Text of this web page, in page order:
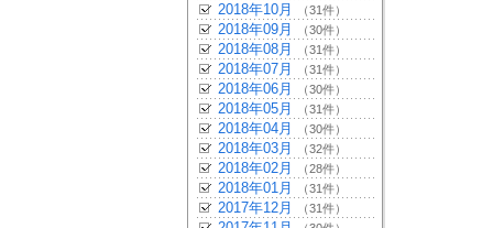
2018年10月 （31件）
2018年09月 （30件）
2018年08月 （31件）
2018年07月 （31件）
2018年06月 （30件）
2018年05月 （31件）
2018年04月 （30件）
2018年03月 （32件）
2018年02月 （28件）
2018年01月 （31件）
2017年12月 （31件）